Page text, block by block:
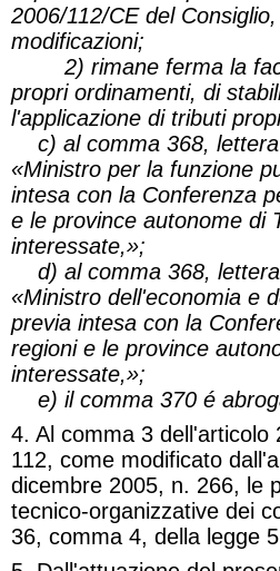
2006/112/CE del
modificazioni;
2) rimane ferma la
propri ordinamenti, di
l'applicazione di tributi
c) al comma 368, lettera
«Ministro per la funzione
intesa con la Conferenza
e le province autonome di
interessate,»;
d) al comma 368, lettera
«Ministro dell'economia e
previa intesa con la
regioni e le province
interessate,»;
e) il comma 370 é
4. Al comma 3
112, come modificato
dicembre 2005, n. 266, le
tecnico-organizzative dei
36, comma 4, della legge